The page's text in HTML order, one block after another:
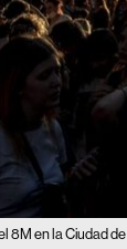
8M en la Ciudad